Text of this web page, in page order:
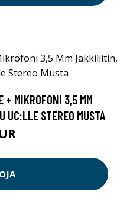
+ MIKROFONI 3,5 MM
STEREO MUSTA